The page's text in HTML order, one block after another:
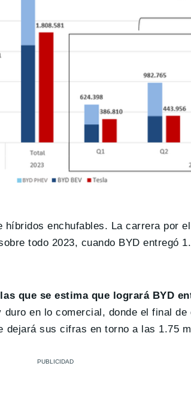
enchufables. La carrera por
todo 2023, cuando BYD entregó
que se estima que logrará BYD
en lo comercial, donde el final
dejará sus cifras en torno a las 1.75